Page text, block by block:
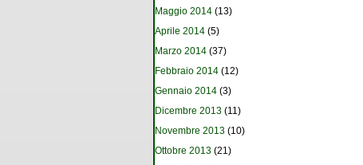
Maggio 2014 (13)
Aprile 2014 (5)
Marzo 2014 (37)
Febbraio 2014 (12)
Gennaio 2014 (3)
Dicembre 2013 (11)
Novembre 2013 (10)
Ottobre 2013 (21)